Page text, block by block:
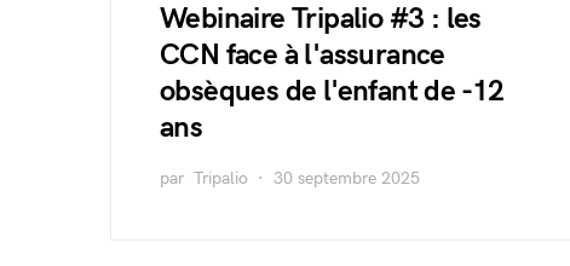
Webinaire Tripalio #3 : les
CCN face à l'assurance
obsèques de l'enfant de -12
ans
par Tripalio 30 septembre 2025